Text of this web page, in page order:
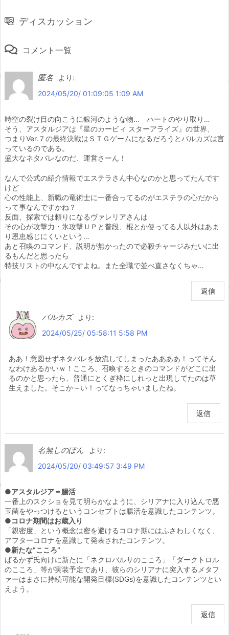
ディスカッション
コメント一覧
匿名
より:
2024/05/20/ 01:09:05 1:09 AM
時空の裂け目の向こうに銀河のような物… ハートのやり取り…
そう、アスタルジアは『星のカービィ スターアライズ』の世界、
つまりVer.７の最終決戦はＳＴＧゲームになるだろうとバルカズは言
っているのである。
盛大なネタバレなのだ、運営さーん！
なんで公式の紹介情報でエステラさん中心なのかと思ってたんです
けど
心の性能上、新職の竜術士に一番合ってるのがエステラの心だから
って事なんですかね？
反面、探索では頼りになるヴァレリアさんは
その心が攻撃力・氷攻撃ＵＰと普段、棍とか使ってる人以外はあま
り恩恵感じにくいという…
あと召喚のコマンド、説明が無かったので必殺チャージみたいに出
るもんだと思ったら
特技リストの中なんですよね。また全職で並べ直さなくちゃ…
返信
バルカズ
より:
2024/05/25/ 05:58:11 5:58 PM
ああ！意図せずネタバレを放流してしまったああああ！ってそん
なわけあるかいｗ！こころ、召喚するときのコマンドがどこに出
るのかと思ったら、普通にとくぎ枠にしれっと出現してたのは草
生えました。そこか～い！ってなっちゃいましたね。
返信
名無しのぽん
より:
2024/05/20/ 03:49:57 3:49 PM
●アスタルジア＝腸活
一番上のスクショを見て明らかなように、シリアナに入り込んで悪
玉菌をやっつけるというコンセプトは腸活を意識したコンテンツ。
●コロナ期間はお蔵入り
「親密度」という概念は密を避けるコロナ期にはふさわしくなく、
アフターコロナを意識して発表されたコンテンツ。
●新たな”こころ”
ばるかず氏向けに新たに「ネクロバルサのこころ」「ダークトロル
のこころ」等が実装予定であり、彼らのシリアナに突入するメタフ
ァーはまさに持続可能な開発目標(SDGs)を意識したコンテンツとい
えよう。
返信